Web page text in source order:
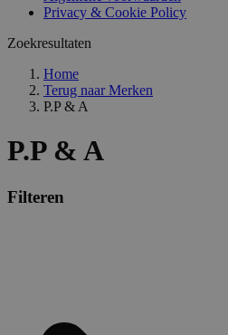
Privacy & Cookie Policy
Zoekresultaten
Home
Terug naar Merken
P.P & A
P.P & A
Filteren